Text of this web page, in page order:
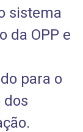
sistema
da OPP e
para o
dos